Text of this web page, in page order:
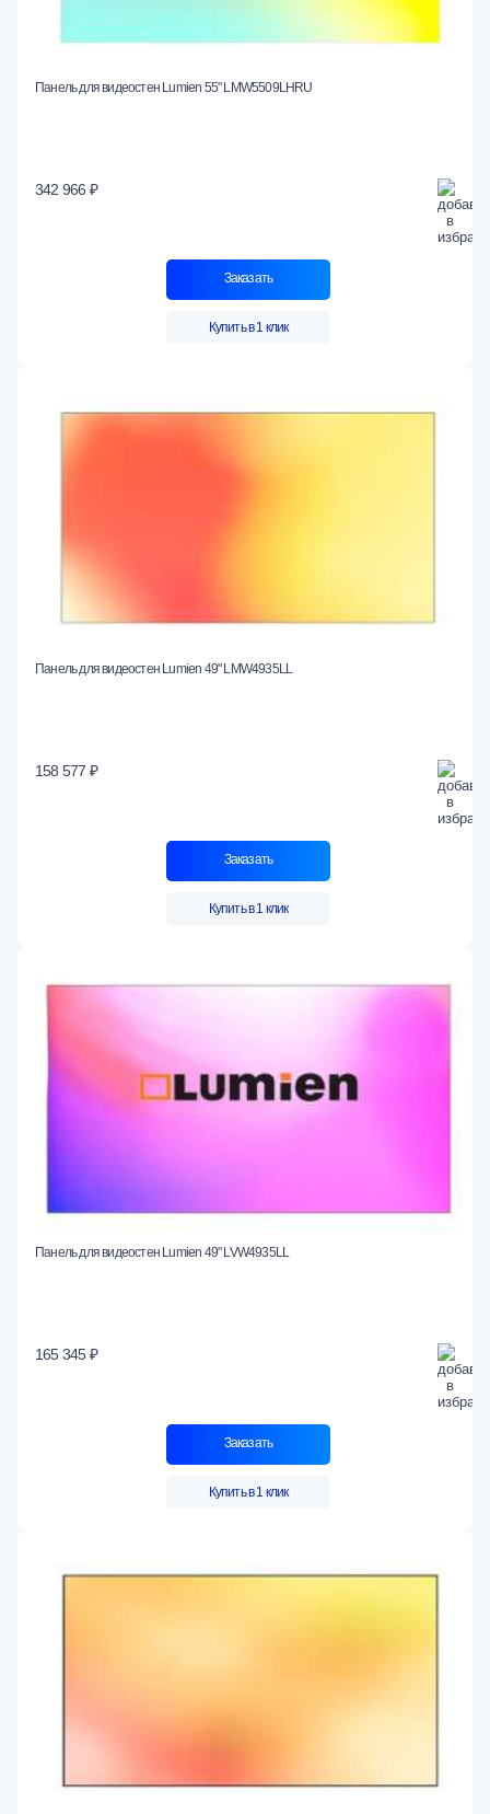
Панель для видеостен Lumien 55" LMW5509LHRU
342 966 ₽
Заказать
Купить в 1 клик
Панель для видеостен Lumien 49" LMW4935LL
158 577 ₽
Заказать
Купить в 1 клик
Панель для видеостен Lumien 49" LVW4935LL
165 345 ₽
Заказать
Купить в 1 клик